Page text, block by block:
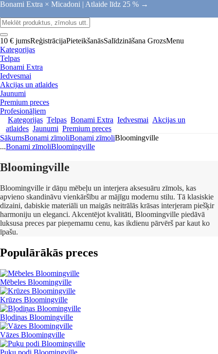
Bonami Extra × Micadoni | Atlaide līdz 25 % →
10 € jumsReģistrācijaPieteikšanāsSalīdzināšana GrozsMenu
Kategorijas
Telpas
Bonami Extra
Iedvesmai
Akcijas un atlaides
Jaunumi
Premium preces
Profesionāļiem
Kategorijas Telpas Bonami Extra Iedvesmai Akcijas un
atlaides Jaunumi Premium preces
SākumsBonami zīmoliBonami zīmoliBloomingville
...Bonami zīmoliBloomingville
Bloomingville
Bloomingville ir dāņu mēbeļu un interjera aksesuāru zīmols, kas
apvieno skandināvu vienkāršību ar mājīgu modernu stilu. Tā klasiskie
dizaini, dabiskie materiāli un maigās neitrālās krāsas interjeram piešķir
harmoniju un eleganci. Akcentējot kvalitāti, Bloomingville piedāvā
luksusa preces par pieņemamu cenu, kas ikdienu pārvērš par kaut ko
īpašu.
Populārākās preces
Mēbeles Bloomingville
Krūzes Bloomingville
Bļodiņas Bloomingville
Vāzes Bloomingville
Puķu podi Bloomingville